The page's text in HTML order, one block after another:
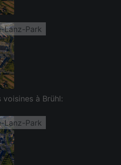
Lanz-Park
à Brühl:
Lanz-Park